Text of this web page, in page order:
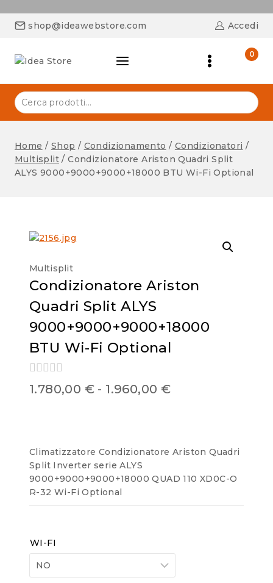
shop@ideawebstore.com Accedi
0
Home / Shop / Condizionamento / Condizionatori /
Multisplit / Condizionatore Ariston Quadri Split
ALYS 9000+9000+9000+18000 BTU Wi-Fi Optional
Multisplit
Condizionatore Ariston
Quadri Split ALYS
9000+9000+9000+18000
BTU Wi-Fi Optional
0
out
1.780,00 € - 1.960,00 €
Climatizzatore Condizionatore Ariston Quadri
Split Inverter serie ALYS
9000+9000+9000+18000 QUAD 110 XD0C-O
R-32 Wi-Fi Optional
WI-FI